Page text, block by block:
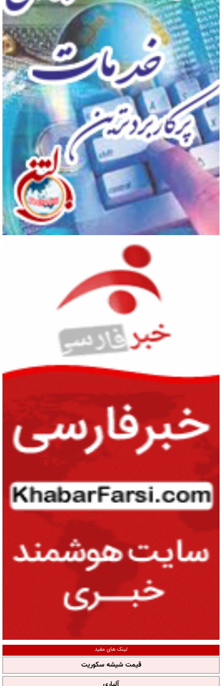
لینک های مفید
قیمت شیشه سکوریت